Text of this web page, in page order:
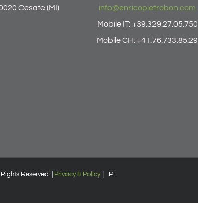
Cesate (MI)
info@enricopietrobon.com
Mobile IT: +39.329.27.05.750
Mobile CH: +41.76.733.85.29
Reserved | Privacy & Policy| P.I.